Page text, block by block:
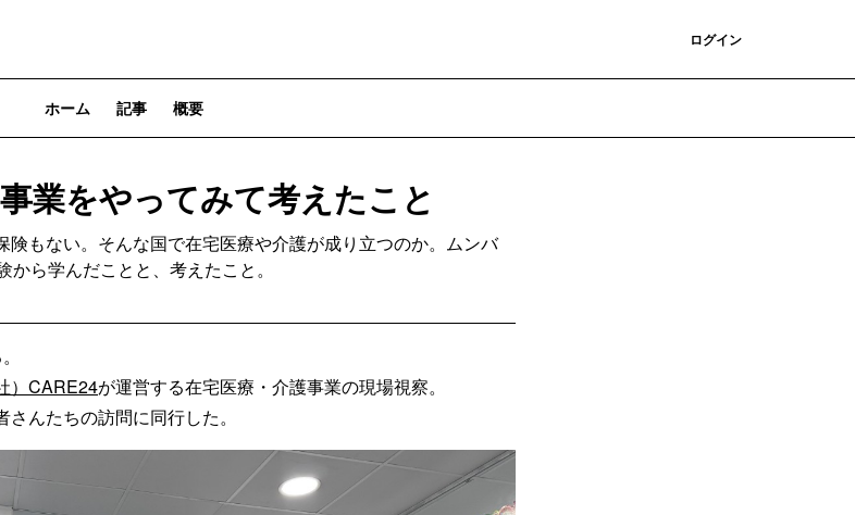
ログイン
ホーム 記事 概要
業をやってみて考えたこと
険もない。そんな国で在宅医療や介護が成り立つのか。ムンバ
ら学んだことと、考えたこと。
）CARE24が運営する在宅医療・介護事業の現場視察。
んたちの訪問に同行した。